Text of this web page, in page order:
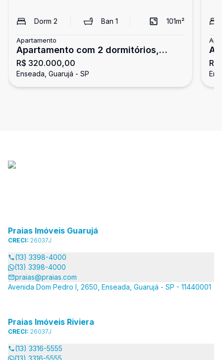
Dorm 2 Ban 1 101m²
Apartamento
Apartamento com 2 dormitórios,
Enseada, Guarujá
R$ 320.000,00
Enseada, Guarujá - SP
Praias Imóveis Guarujá
CRECI: 26037J
(13) 3398-4000
(13) 3398-4000
praias@praias.com
Avenida Dom Pedro I, 2650, Enseada, Guarujá - SP - 11440001
Praias Imóveis Riviera
CRECI: 26037J
(13) 3316-5555
(13) 3316-5555